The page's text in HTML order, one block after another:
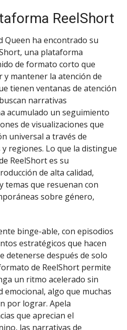
ReelShort
Queen ha encontrado su
una plataforma
de formato corto que
mantener la atención de
tienen ventanas de atención
narrativas
acumulado un seguimiento
de visualizaciones que
universal a través de
regiones. Lo que la distingue
ReelShort es su
de alta calidad,
temas que resuenan con
sobre género,
binge-able, con episodios
estratégicos que hacen
detenerse después de solo
de ReelShort permite
un ritmo acelerado sin
algo que muchas
por lograr. Apela
que aprecian el
las narrativas de